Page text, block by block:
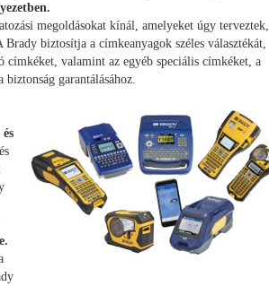
megoldásokat kínál, amelyeket úgy terveztek,
biztosítja a címkeanyagok széles választékát,
valamint az egyéb speciális címkéket, a
biztonság garantálásához.